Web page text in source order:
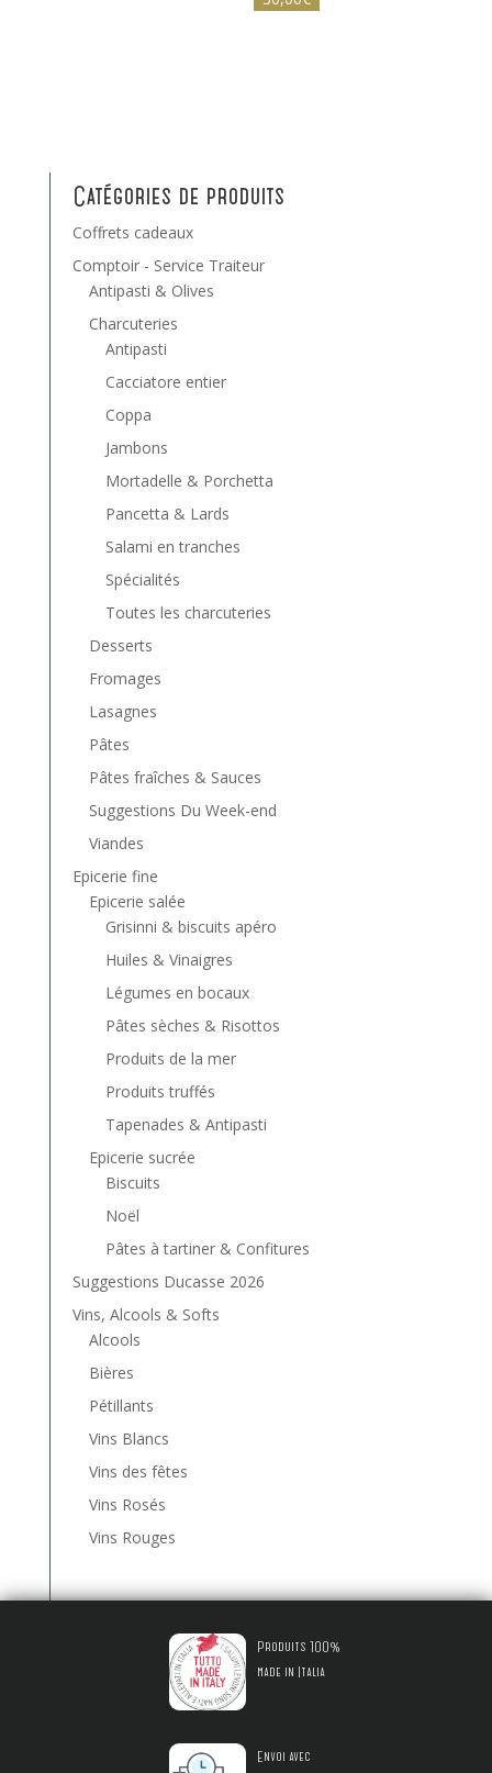
Catégories de produits
Coffrets cadeaux
Comptoir - Service Traiteur
Antipasti & Olives
Charcuteries
Antipasti
Cacciatore entier
Coppa
Jambons
Mortadelle & Porchetta
Pancetta & Lards
Salami en tranches
Spécialités
Toutes les charcuteries
Desserts
Fromages
Lasagnes
Pâtes
Pâtes fraîches & Sauces
Suggestions Du Week-end
Viandes
Epicerie fine
Epicerie salée
Grisinni & biscuits apéro
Huiles & Vinaigres
Légumes en bocaux
Pâtes sèches & Risottos
Produits de la mer
Produits truffés
Tapenades & Antipasti
Epicerie sucrée
Biscuits
Noël
Pâtes à tartiner & Confitures
Suggestions Ducasse 2026
Vins, Alcools & Softs
Alcools
Bières
Pétillants
Vins Blancs
Vins des fêtes
Vins Rosés
Vins Rouges
Produits 100%
made in Italia
Envoi avec